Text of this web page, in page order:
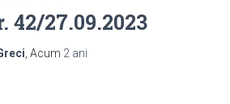
42/27.09.2023
, Acum 2 ani